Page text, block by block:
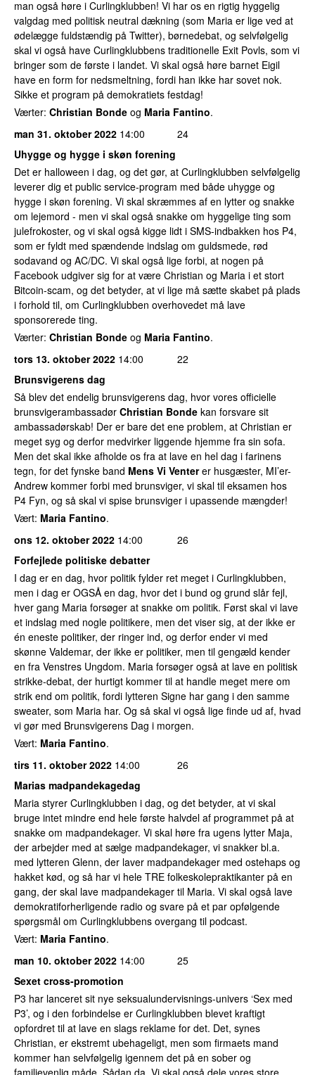
man også høre i Curlingklubben! Vi har os en rigtig hyggelig
valgdag med politisk neutral dækning (som Maria er lige ved at
ødelægge fuldstændig på Twitter), børnedebat, og selvfølgelig
skal vi også have Curlingklubbens traditionelle Exit Povls, som vi
bringer som de første i landet. Vi skal også høre barnet Eigil
have en form for nedsmeltning, fordi han ikke har sovet nok.
Sikke et program på demokratiets festdag!
Værter: Christian Bonde og Maria Fantino.
man 31. oktober 2022 14:00
24
Uhygge og hygge i skøn forening
Det er halloween i dag, og det gør, at Curlingklubben selvfølgelig
leverer dig et public service-program med både uhygge og
hygge i skøn forening. Vi skal skræmmes af en lytter og snakke
om lejemord - men vi skal også snakke om hyggelige ting som
julefrokoster, og vi skal også kigge lidt i SMS-indbakken hos P4,
som er fyldt med spændende indslag om guldsmede, rød
sodavand og AC/DC. Vi skal også lige forbi, at nogen på
Facebook udgiver sig for at være Christian og Maria i et stort
Bitcoin-scam, og det betyder, at vi lige må sætte skabet på plads
i forhold til, om Curlingklubben overhovedet må lave
sponsorerede ting.
Værter: Christian Bonde og Maria Fantino.
tors 13. oktober 2022 14:00
22
Brunsvigerens dag
Så blev det endelig brunsvigerens dag, hvor vores officielle
brunsvigerambassadør Christian Bonde kan forsvare sit
ambassadørskab! Der er bare det ene problem, at Christian er
meget syg og derfor medvirker liggende hjemme fra sin sofa.
Men det skal ikke afholde os fra at lave en hel dag i farinens
tegn, for det fynske band Mens Vi Venterer husgæster, MI’er-
Andrew kommer forbi med brunsviger, vi skal til eksamen hos
P4 Fyn, og så skal vi spise brunsviger i upassende mængder!
Vært: Maria Fantino.
ons 12. oktober 2022 14:00
26
Forfejlede politiske debatter
I dag er en dag, hvor politik fylder ret meget i Curlingklubben,
men i dag er OGSÅ en dag, hvor det i bund og grund slår fejl,
hver gang Maria forsøger at snakke om politik. Først skal vi lave
et indslag med nogle politikere, men det viser sig, at der ikke er
én eneste politiker, der ringer ind, og derfor ender vi med
skønne Valdemar, der ikke er politiker, men til gengæld kender
en fra Venstres Ungdom. Maria forsøger også at lave en politisk
strikke-debat, der hurtigt kommer til at handle meget mere om
strik end om politik, fordi lytteren Signe har gang i den samme
sweater, som Maria har. Og så skal vi også lige finde ud af, hvad
vi gør med Brunsvigerens Dag i morgen.
Vært: Maria Fantino.
tirs 11. oktober 2022 14:00
26
Marias madpandekagedag
Maria styrer Curlingklubben i dag, og det betyder, at vi skal
bruge intet mindre end hele første halvdel af programmet på at
snakke om madpandekager. Vi skal høre fra ugens lytter Maja,
der arbejder med at sælge madpandekager, vi snakker bl.a.
med lytteren Glenn, der laver madpandekager med ostehaps og
hakket kød, og så har vi hele TRE folkeskolepraktikanter på en
gang, der skal lave madpandekager til Maria. Vi skal også lave
demokratiforherligende radio og svare på et par opfølgende
spørgsmål om Curlingklubbens overgang til podcast.
Vært: Maria Fantino.
man 10. oktober 2022 14:00
25
Sexet cross-promotion
P3 har lanceret sit nye seksualundervisnings-univers ‘Sex med
P3’, og i den forbindelse er Curlingklubben blevet kraftigt
opfordret til at lave en slags reklame for det. Det, synes
Christian, er ekstremt ubehageligt, men som firmaets mand
kommer han selvfølgelig igennem det på en sober og
familievenlig måde. Sådan da. Vi skal også dele vores store